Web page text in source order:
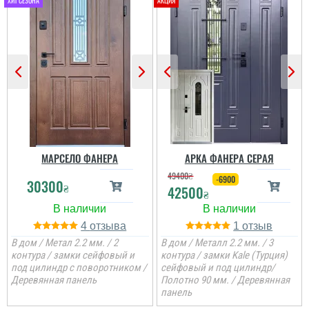
сборки, изготовлением и
внешним видом,
утеплённые с отличным
надёжным улпрытием,
хороший метал и замки
и есть терморазрыв....
МАРСЕЛО ФАНЕРА
30300₴
4
В дом / Метал 2.2 мм. / 2
контура / замки сейфовый и
под цилиндр с поворотником /
Деревянная панель
АРКА ФАНЕРА СЕРАЯ
49400₴
42500₴
-6900
1
В дом / Металл 2.2 мм. / 3
контура / замки Kale (Турция)
сейфовый и под цилиндр/
Полотно 90 мм. / Деревянная
панель